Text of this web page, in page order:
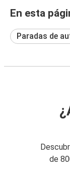
En esta
Paradas de
de